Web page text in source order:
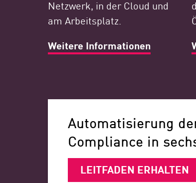
Netzwerk, in der Cloud und
am Arbeitsplatz.
Weitere Informationen
Automatisierung
Compliance in
LEITFADEN ERHALTEN